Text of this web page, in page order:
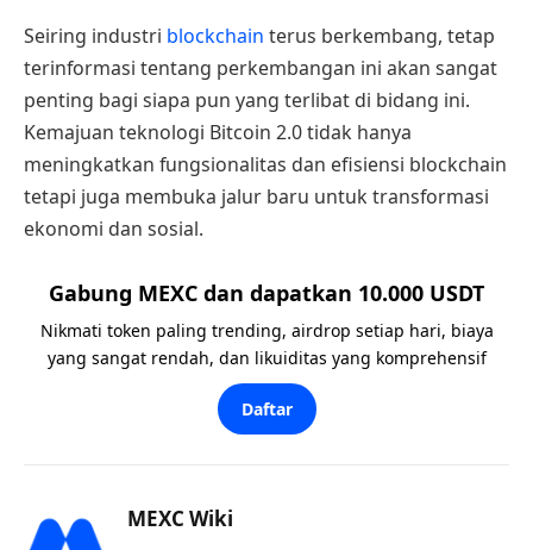
Seiring industri blockchain terus berkembang, tetap
terinformasi tentang perkembangan ini akan sangat
penting bagi siapa pun yang terlibat di bidang ini.
Kemajuan teknologi Bitcoin 2.0 tidak hanya
meningkatkan fungsionalitas dan efisiensi blockchain
tetapi juga membuka jalur baru untuk transformasi
ekonomi dan sosial.
Gabung MEXC dan dapatkan 10.000 USDT
Nikmati token paling trending, airdrop setiap hari, biaya
yang sangat rendah, dan likuiditas yang komprehensif
Daftar
MEXC Wiki